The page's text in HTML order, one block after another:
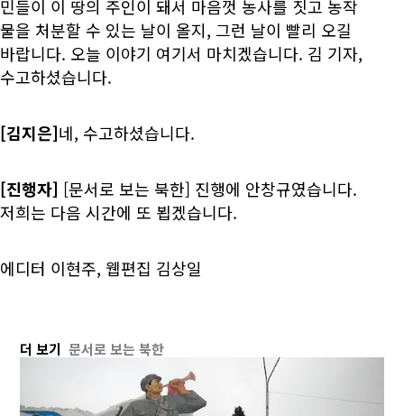
민들이 이 땅의 주인이 돼서 마음껏 농사를 짓고 농작
물을 처분할 수 있는 날이 올지, 그런 날이 빨리 오길
바랍니다. 오늘 이야기 여기서 마치겠습니다. 김 기자,
수고하셨습니다.
[김지은]네, 수고하셨습니다.
[진행자] [문서로 보는 북한] 진행에 안창규였습니다.
저희는 다음 시간에 또 뵙겠습니다.
에디터 이현주, 웹편집 김상일
더 보기 문서로 보는 북한